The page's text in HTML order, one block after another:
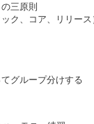
三原則
ク、コア、リリース
グループ分けする